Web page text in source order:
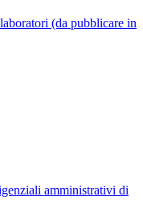
(da pubblicare in
amministrativi di